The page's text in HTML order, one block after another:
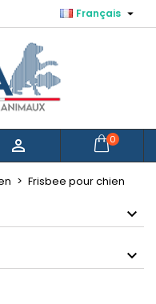
Français 
 0
Frisbee pour chien
×
×
×
une liste d'envies
×
ajouter des produits
Connexion